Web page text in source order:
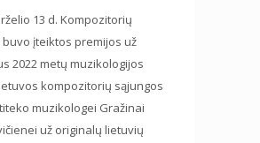
13 d. Kompozitorių
įteiktos premijos už
2022 metų muzikologijos
kompozitorių sąjungos
muzikologei Gražinai
už originalų lietuvių